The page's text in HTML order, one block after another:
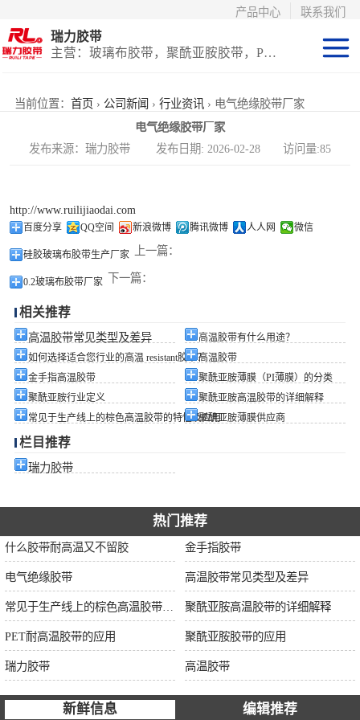
联系我们
产品中心
瑞力胶带
主营：玻璃布胶带，聚酰亚胺胶带，PET高温胶带，耐高温保护膜
当前位置： 首页 › 公司新闻 › 行业资讯 › 电气绝缘胶带厂家
电气绝缘胶带厂家
发布来源：瑞力胶带 发布日期: 2026-02-28 访问量:85
http://www.ruilijiaodai.com
百度分享 QQ空间 新浪微博 腾讯微博 人人网 微信
上一篇：
硅胶玻璃布胶带生产厂家
下一篇：
0.2玻璃布胶带厂家
相关推荐
高温胶带常见类型及差异
高温胶带有什么用途？
如何选择适合您行业的高温 resistant胶带？高温胶带
金手指高温胶带
聚酰亚胺薄膜（PI薄膜）的分类
聚酰亚胺行业定义
聚酰亚胺高温胶带的详细解释
常见于生产线上的棕色高温胶带的特性及应用聚酰亚胺薄膜供应商
栏目推荐
瑞力胶带
热门推荐
什么胶带耐高温又不留胶 金手指胶带
电气绝缘胶带 高温胶带常见类型及差异
聚酰亚胺高温胶带的详细解释
PET耐高温胶带的应用 聚酰亚胺胶带的应用
瑞力胶带 高温胶带
新鲜信息 编辑推荐
聚酰亚胺系列
玻璃布胶带（特
（保护膜）
等离子热喷涂胶
带
防火陶瓷化硅胶
带